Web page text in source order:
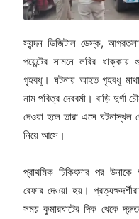
স্যন্দন ডিজিটাল ডেস্ক,
পয়েন্টের সামনে লরির
গৃহবধূ। ঘটনায় আহত গৃহবধূ
নাম পবিত্র দেববর্মা। বাড়ি
দেওয়া হলে তারা এসে
নিয়ে আসে।
প্রাথমিক চিকিৎসার পর
রেফার দেওয়া হয়।
সময় কুমারঘাটের দিক থেকে